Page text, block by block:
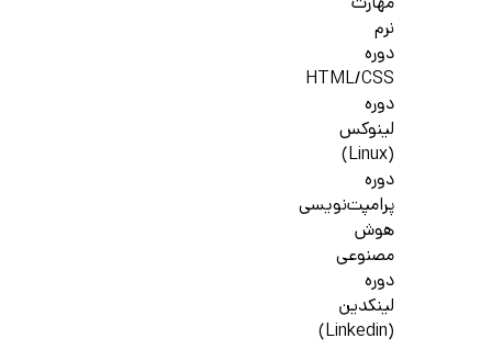
نرم
دوره
HTML/CSS
دوره
لینوکس
(Linux)
دوره
پرامپت‌نویسی
هوش
مصنوعی
دوره
لینکدین
(Linkedin)